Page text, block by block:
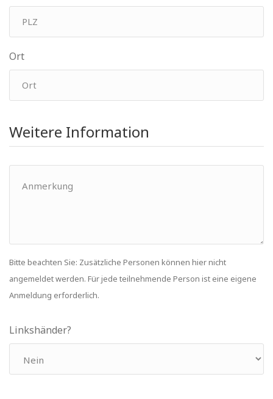
Ort
Weitere Information
Bitte beachten Sie: Zusätzliche Personen können hier nicht
angemeldet werden. Für jede teilnehmende Person ist eine eigene
Anmeldung erforderlich.
Linkshänder?